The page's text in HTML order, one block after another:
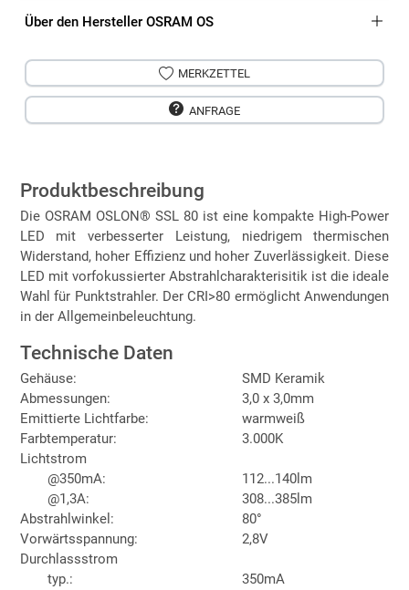
Über den Hersteller OSRAM OS
MERKZETTEL
ANFRAGE
Produktbeschreibung
Die OSRAM OSLON® SSL 80 ist eine kompakte High-Power
LED mit verbesserter Leistung, niedrigem thermischen
Widerstand, hoher Effizienz und hoher Zuverlässigkeit. Diese
LED mit vorfokussierter Abstrahlcharakterisitik ist die ideale
Wahl für Punktstrahler. Der CRI>80 ermöglicht Anwendungen
in der Allgemeinbeleuchtung.
Technische Daten
Gehäuse:
SMD Keramik
Abmessungen:
3,0 x 3,0mm
Emittierte Lichtfarbe:
warmweiß
Farbtemperatur:
3.000K
Lichtstrom
@350mA:
112...140lm
@1,3A:
308...385lm
Abstrahlwinkel:
80°
Vorwärtsspannung:
2,8V
Durchlassstrom
typ.:
350mA